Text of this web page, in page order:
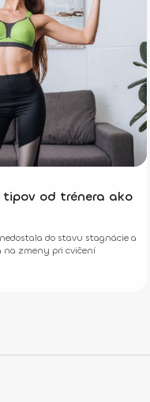
tipov od trénera ako
do stavu stagnácie a
na zmeny pri cvičení